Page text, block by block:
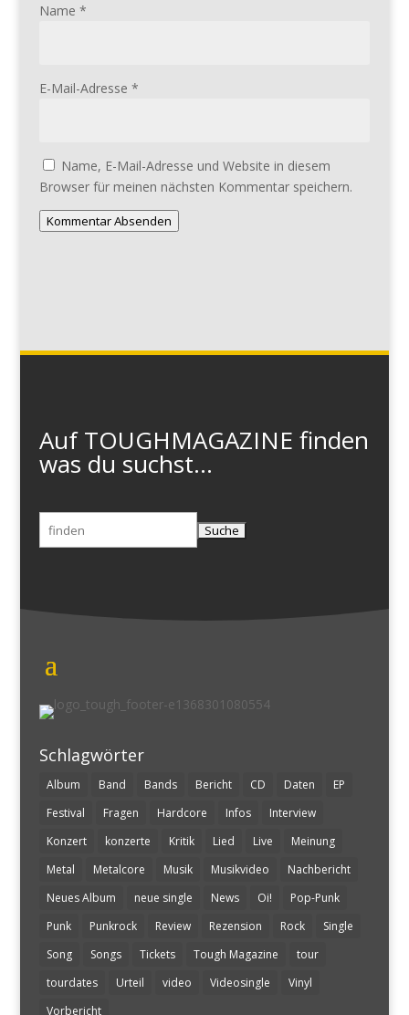
Name *
E-Mail-Adresse *
Name, E-Mail-Adresse und Website in diesem
Browser für meinen nächsten Kommentar speichern.
Kommentar Absenden
Auf TOUGHMAGAZINE finden
was du suchst...
Suchen
nach:
Schlagwörter
Album Band Bands Bericht CD Daten
EP
Festival
Fragen Hardcore Infos
Interview
Konzert
konzerte Kritik Lied Live
Meinung
Metal
Metalcore Musik Musikvideo
Nachbericht
Neues Album
neue single News Oi!
Pop-Punk
Punk
Punkrock Review Rezension Rock
Single
Song
Songs Tickets Tough Magazine
tour
tourdates
Urteil video Videosingle
Vinyl
Vorbericht